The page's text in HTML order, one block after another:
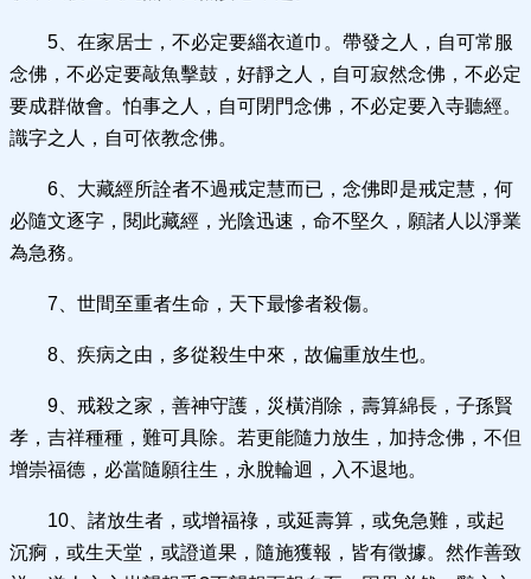
5、在家居士，不必定要緇衣道巾。帶發之人，自可常服
念佛，不必定要敲魚擊鼓，好靜之人，自可寂然念佛，不必定
要成群做會。怕事之人，自可閉門念佛，不必定要入寺聽經。
識字之人，自可依教念佛。
6、大藏經所詮者不過戒定慧而已，念佛即是戒定慧，何
必隨文逐字，閱此藏經，光陰迅速，命不堅久，願諸人以淨業
為急務。
7、世間至重者生命，天下最慘者殺傷。
8、疾病之由，多從殺生中來，故偏重放生也。
9、戒殺之家，善神守護，災橫消除，壽算綿長，子孫賢
孝，吉祥種種，難可具除。若更能隨力放生，加持念佛，不但
增崇福德，必當隨願往生，永脫輪迴，入不退地。
10、諸放生者，或增福祿，或延壽算，或免急難，或起
沉痾，或生天堂，或證道果，隨施獲報，皆有徵據。然作善致